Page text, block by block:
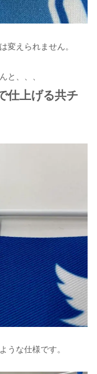
変えられません。
と、、、
仕上げる共チ
うな仕様です。